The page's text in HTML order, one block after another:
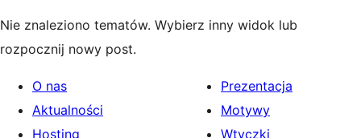
Nie znaleziono tematów. Wybierz inny widok lub
rozpocznij nowy post.
O nas
Aktualności
Hosting
Prezentacja
Motywy
Wtyczki